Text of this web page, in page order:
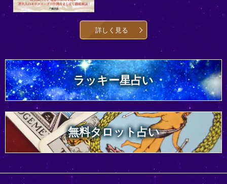
詳しく見る
ラッキー星占い
無料タロット占い